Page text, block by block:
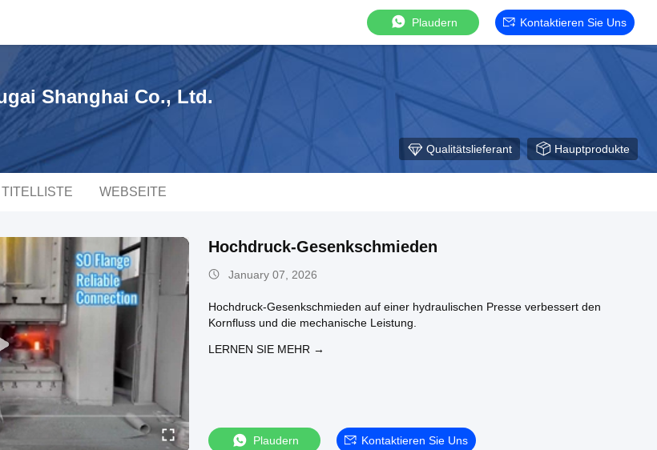
Plaudern Kontaktieren Sie Uns
Shanghai Co., Ltd.
Qualitätslieferant Hauptprodukte
TITELLISTE WEBSEITE
Hochdruck-Gesenkschmieden
January 07, 2026
Hochdruck-Gesenkschmieden auf einer hydraulischen Presse verbessert den
Kornfluss und die mechanische Leistung.
LERNEN SIE MEHR →
Plaudern Kontaktieren Sie Uns